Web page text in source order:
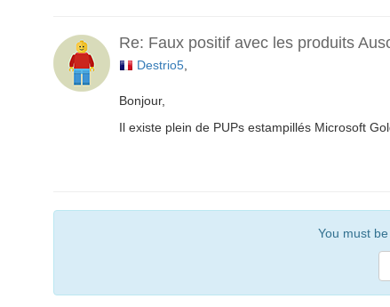
Re: Faux positif avec les produits
Destrio5
Bonjour,
Il existe plein de PUPs estampillés Microsoft
You must